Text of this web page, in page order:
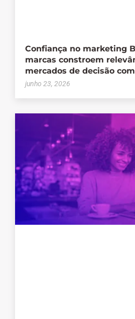
Confiança no marketing
marcas constroem
mercados de decisão
junho 23, 2026